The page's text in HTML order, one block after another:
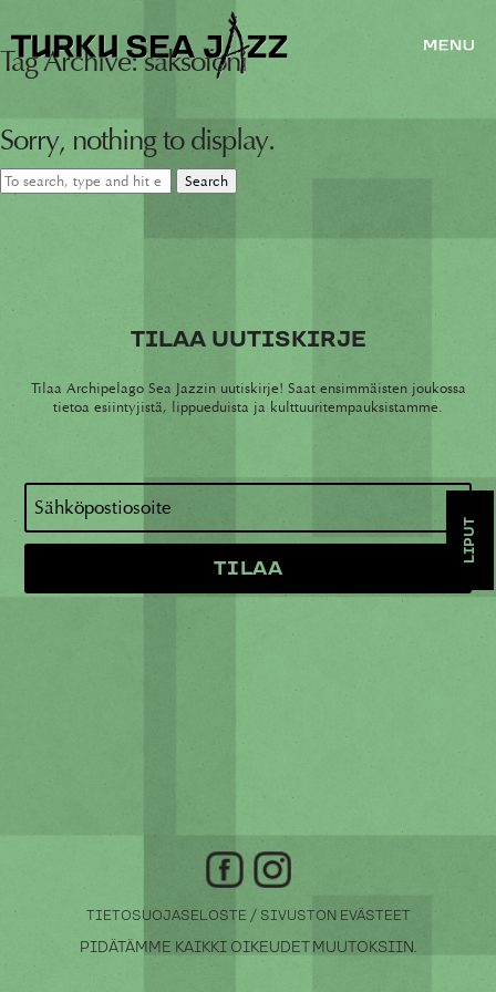
LIPUT
Tag Archive: saksofoni
Sorry, nothing to display.
Search
TILAA UUTISKIRJE
Tilaa Archipelago Sea Jazzin uutiskirje! Saat ensimmäisten joukossa
tietoa esiintyjistä, lippueduista ja kulttuuritempauksistamme.
TIETOSUOJASELOSTE / SIVUSTON EVÄSTEET
PIDÄTÄMME KAIKKI OIKEUDET MUUTOKSIIN.